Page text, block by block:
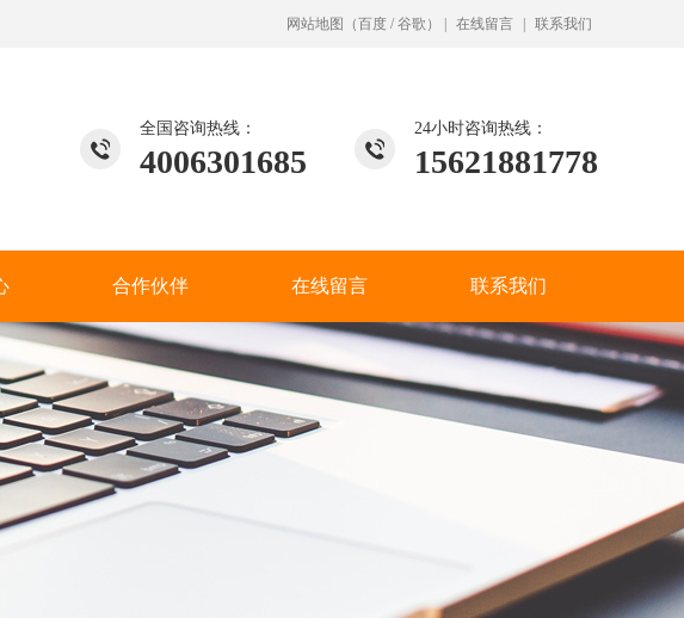
网站地图 （百度 / 谷歌 ） 在线留言 联系我们
24小时咨询热线：
15621881778
全国咨询热线：
4006301685
合作伙伴 在线留言 联系我们